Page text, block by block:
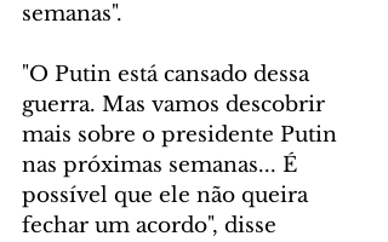
semanas".
"O Putin está cansado dessa
guerra. Mas vamos descobrir
mais sobre o presidente Putin
nas próximas semanas... É
possível que ele não queira
fechar um acordo", disse